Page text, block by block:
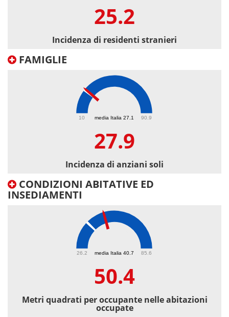
25.2
Incidenza di residenti stranieri
FAMIGLIE
media Italia 27.1
10 90.9
27.9
Incidenza di anziani soli
CONDIZIONI ABITATIVE ED
INSEDIAMENTI
media Italia 40.7
26.2 85.6
50.4
Metri quadrati per occupante nelle abitazioni
occupate